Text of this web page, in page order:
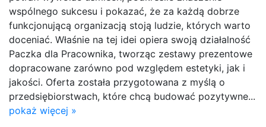
wspólnego sukcesu i pokazać, że za każdą dobrze
funkcjonującą organizacją stoją ludzie, których warto
doceniać. Właśnie na tej idei opiera swoją działalność
Paczka dla Pracownika, tworząc zestawy prezentowe
dopracowane zarówno pod względem estetyki, jak i
jakości. Oferta została przygotowana z myślą o
przedsiębiorstwach, które chcą budować pozytywne...
pokaż więcej »